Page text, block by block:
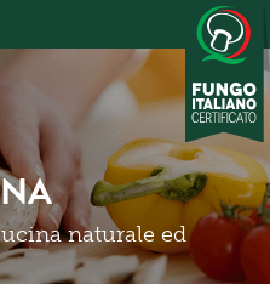
naturale ed